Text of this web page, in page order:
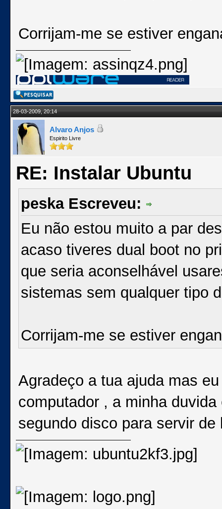
Corrijam-me se estiver
28-03-2009, 20:14
Alvaro Anjos
Espirito Livre
RE: Instalar Ubuntu
peska Escreveu:
Eu não estou muito a par
acaso tiveres dual boot no
que seria aconselhável
sistemas sem qualquer tipo
Corrijam-me se estiver
Agradeço a tua ajuda mas
computador , a minha
segundo disco para servir